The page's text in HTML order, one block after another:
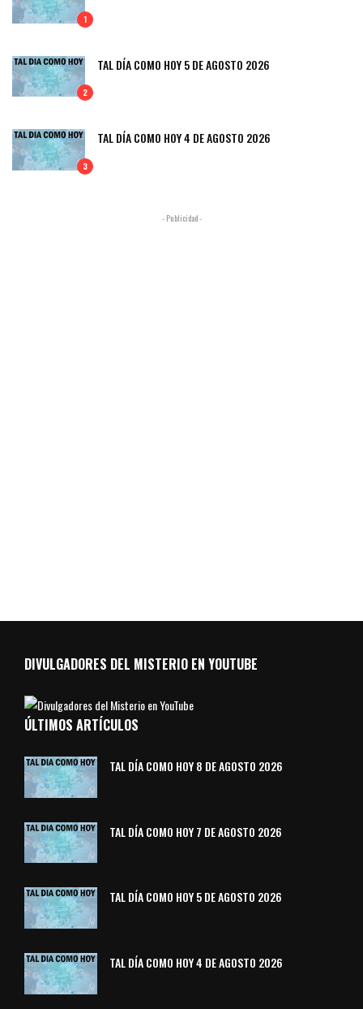
1
2
TAL DÍA COMO HOY 5 DE AGOSTO 2026
3
TAL DÍA COMO HOY 4 DE AGOSTO 2026
- Publicidad -
DIVULGADORES DEL MISTERIO EN YOUTUBE
ÚLTIMOS ARTÍCULOS
TAL DÍA COMO HOY 8 DE AGOSTO 2026
TAL DÍA COMO HOY 7 DE AGOSTO 2026
TAL DÍA COMO HOY 5 DE AGOSTO 2026
TAL DÍA COMO HOY 4 DE AGOSTO 2026